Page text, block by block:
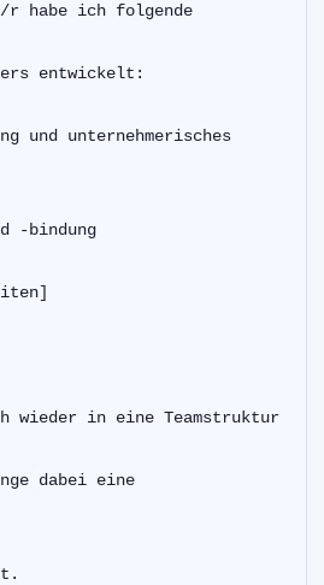
r habe ich folgende
entwickelt:
und unternehmerisches
-bindung
wieder in eine Teamstruktur
dabei eine